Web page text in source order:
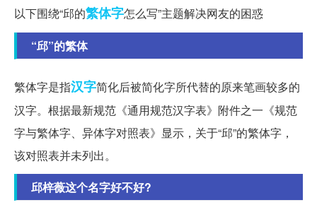
以下围绕“邱的繁体字怎么写”主题解决网友的困惑
“邱”的繁体
繁体字是指汉字简化后被简化字所代替的原来笔画较多的
汉字。根据最新规范《通用规范汉字表》附件之一《规范
字与繁体字、异体字对照表》显示，关于“邱”的繁体字，
该对照表并未列出。
邱梓薇这个名字好不好?